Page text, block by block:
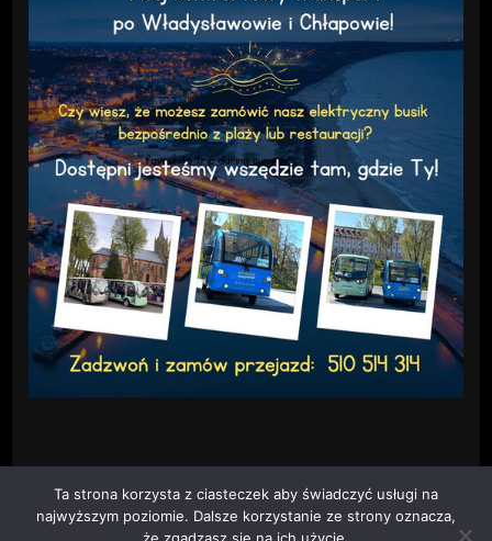
Ta strona korzysta z ciasteczek aby świadczyć usługi na
najwyższym poziomie. Dalsze korzystanie ze strony oznacza,